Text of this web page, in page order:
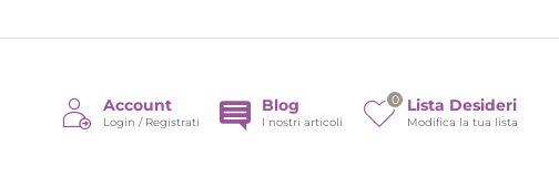
Account
Login / Registrati
Blog
I nostri articoli
Lista Desideri
Modifica la tua lista
0